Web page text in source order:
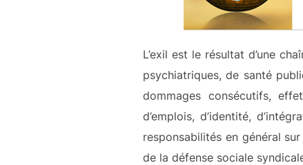
L’exil est le résultat d’une
psychiatriques, de santé
dommages consécutifs,
d’emplois, d’identité,
responsabilités en général
de la défense sociale